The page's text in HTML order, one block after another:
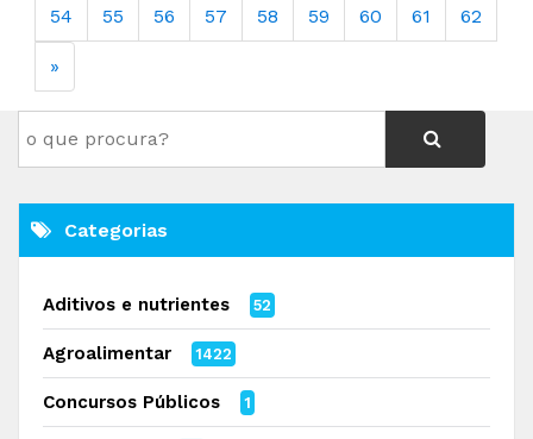
54 55 56 57 58 59 60 61 62
»
Categorias
Aditivos e nutrientes 52
Agroalimentar 1422
Concursos Públicos 1